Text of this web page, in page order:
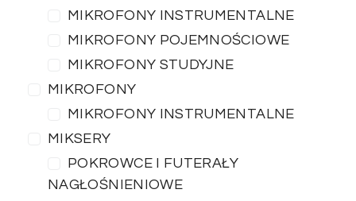
MIKROFONY INSTRUMENTALNE
MIKROFONY POJEMNOŚCIOWE
MIKROFONY STUDYJNE
MIKROFONY
MIKROFONY INSTRUMENTALNE
MIKSERY
POKROWCE I FUTERAŁY
NAGŁOŚNIENIOWE